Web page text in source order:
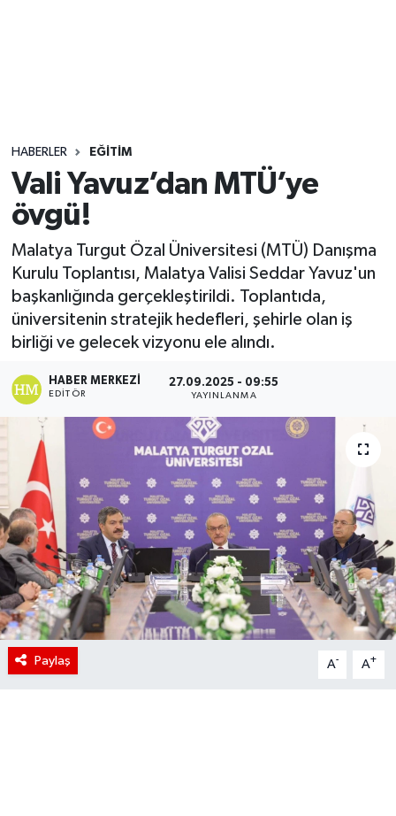
HABERLER EĞITIM
Vali Yavuz’dan MTÜ’ye
övgü!
Malatya Turgut Özal Üniversitesi (MTÜ) Danışma
Kurulu Toplantısı, Malatya Valisi Seddar Yavuz'un
başkanlığında gerçekleştirildi. Toplantıda,
üniversitenin stratejik hedefleri, şehirle olan iş
birliği ve gelecek vizyonu ele alındı.
HABER MERKEZI
EDITÖR
27.09.2025 - 09:55
YAYINLANMA
Paylaş A- A+
Yaşam